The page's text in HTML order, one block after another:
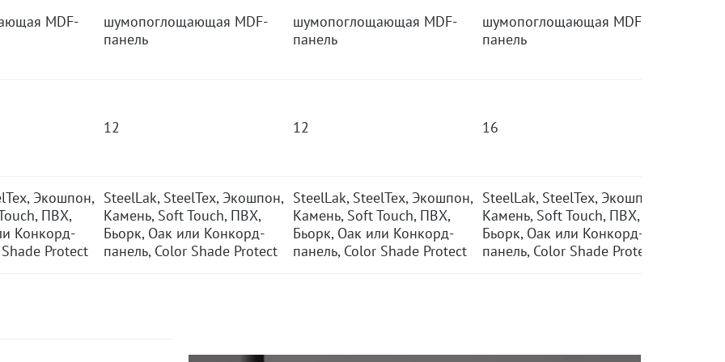
MDF-
Экошпон,
ПВХ,
Конкорд-
Protect
шумопоглощающая MDF-
панель
12
SteelLak, SteelTex, Экошпон,
Камень, Soft Touch, ПВХ,
Бьорк, Оак или Конкорд-
панель, Color Shade Protect
шумопоглощающая MDF-
панель
12
SteelLak, SteelTex, Экошпон,
Камень, Soft Touch, ПВХ,
Бьорк, Оак или Конкорд-
панель, Color Shade Protect
шумопоглощающая MDF-
панель
16
SteelLak, SteelTex, Экошпон,
Камень, Soft Touch, ПВХ,
Бьорк, Оак или Конкорд-
панель, Color Shade Protect